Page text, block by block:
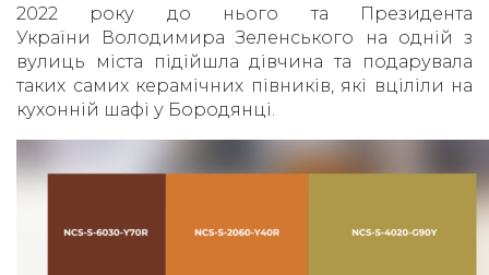
2022 року до нього та Президента
України Володимира Зеленського на одній з
вулиць міста підійшла дівчина та подарувала
таких самих керамічних півників, які вціліли на
кухонній шафі у Бородянці.